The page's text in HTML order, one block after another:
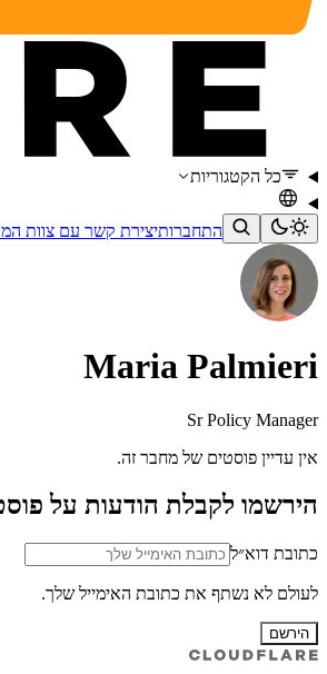
כל הקטגוריות
התחברותיצירת קשר עם צוות
Maria Palmieri
Sr Policy Manager
אין עדיין פוסטים של מחבר זה.
הירשמו לקבלת הודעות על
כתובת דוא״ל
לעולם לא נשתף את כתובת האימייל שלך.
הירשם